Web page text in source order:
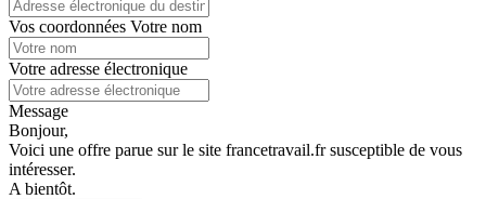
Vos coordonnées Votre nom
Votre adresse électronique
Message
Bonjour,
Voici une offre parue sur le site francetravail.fr susceptible de vous
intéresser.
A bientôt.